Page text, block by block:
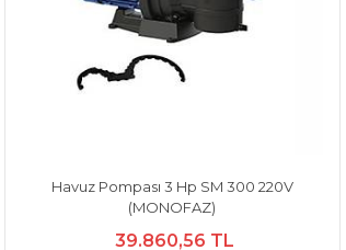
Havuz Pompası 3 Hp SM 300 220V
(MONOFAZ)
39.860,56 TL